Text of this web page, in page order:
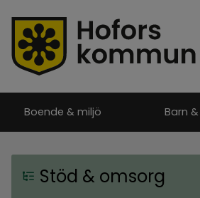
Boende & miljö Barn
Stöd & omsorg